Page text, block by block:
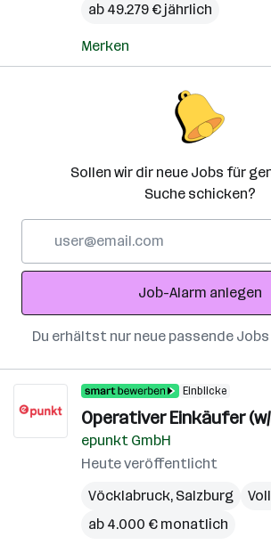
ab 49.279 € jährlich
Merken
Sollen wir dir neue Jobs für
Suche schicken?
Adresse
Job-Alarm anlegen
Du erhältst nur neue passende
Einblicke
Operativer Einkäufer
epunkt GmbH
Heute veröffentlicht
Vöcklabruck, Salzburg
ab 4.000 € monatlich